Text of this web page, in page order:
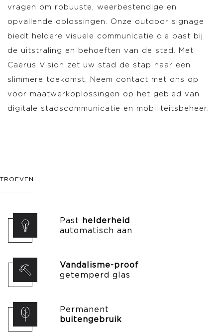
vragen om robuuste, weerbestendige en
opvallende oplossingen. Onze outdoor signage
biedt heldere visuele communicatie die past bij
de uitstraling en behoeften van de stad. Met
Caerus Vision zet uw stad de stap naar een
slimmere toekomst. Neem contact met ons op
voor maatwerkoplossingen op het gebied van
digitale stadscommunicatie en mobiliteitsbeheer.
TROEVEN
Past
helderheid
automatisch aan
Vandalisme-proof
getemperd glas
Permanent
buitengebruik